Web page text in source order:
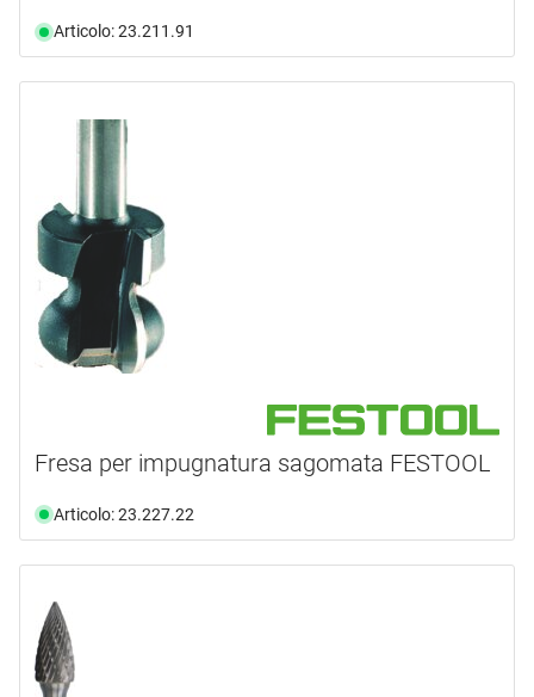
Articolo: 23.211.91
Fresa per impugnatura sagomata FESTOOL
Articolo: 23.227.22